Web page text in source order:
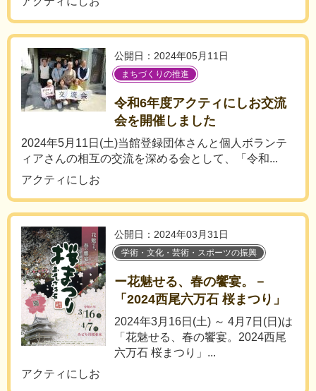
公開日：2024年05月11日
まちづくりの推進
令和6年度アクティにしお交流
会を開催しました
2024年5月11日(土)当館登録団体さんと個人ボランテ
ィアさんの相互の交流を深める会として、「令和...
アクティにしお
公開日：2024年03月31日
学術・文化・芸術・スポーツの振興
ー花魅せる、春の饗宴。－
「2024西尾六万石 桜まつり」
2024年3月16日(土) ～ 4月7日(日)は
「花魅せる、春の饗宴。2024西尾
六万石 桜まつり」...
アクティにしお